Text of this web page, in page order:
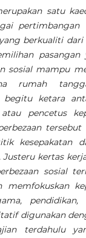
satu
pertimbangan
berkualiti dari
sosial mampu
rumah
begitu ketara
pencetus
kesepakatan
Justeru kertas
sosial
memfokuskan
digunakan
terdahulu